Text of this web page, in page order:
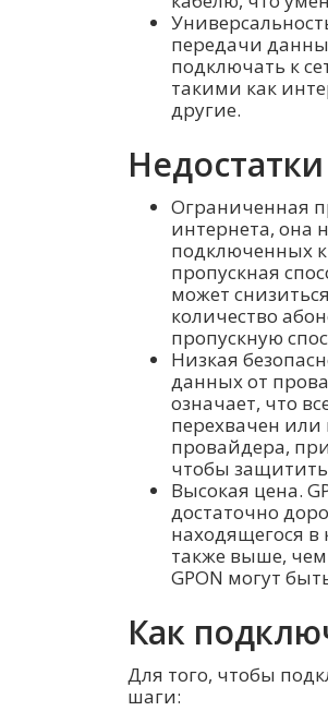
передачи
подключать к
такими как
другие.
Недостатки
Ограниченная
интернета, она
подключенных к
пропускная
может
количество
пропускную
Низкая
данных от
означает, что
перехвачен
провайдера,
чтобы
Высокая цена.
достаточно
находящегося в
также выше,
GPON могут
Как
Для того, чтобы
шаги: